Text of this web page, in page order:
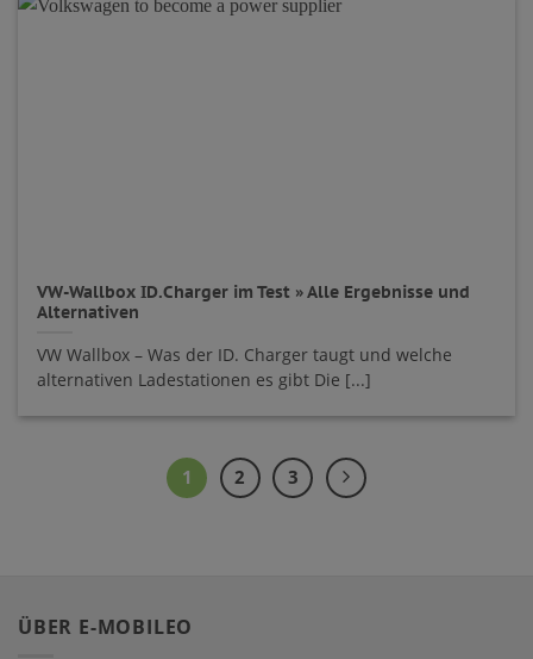
VW-Wallbox ID.Charger im Test » Alle Ergebnisse und
Alternativen
VW Wallbox – Was der ID. Charger taugt und welche
alternativen Ladestationen es gibt Die [...]
1 2 3
ÜBER E-MOBILEO